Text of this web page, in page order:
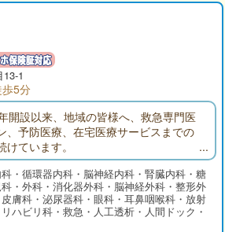
1
5分
開設以来、地域の皆様へ、救急専門医
、予防医療、在宅医療サービスまでの
ています。
・循環器内科・脳神経内科・腎臓内科・糖
・外科・消化器外科・脳神経外科・整形外
膚科・泌尿器科・眼科・耳鼻咽喉科・放射
ハビリ科・救急・人工透析・人間ドック・